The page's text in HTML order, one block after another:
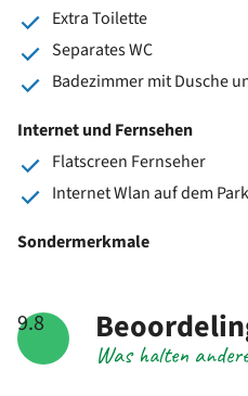
Extra Toilette
Separates WC
Badezimmer mit Dusche
Internet und Fernsehen
Flatscreen Fernseher
Internet Wlan auf dem Park
Sondermerkmale
9.8
Was halten